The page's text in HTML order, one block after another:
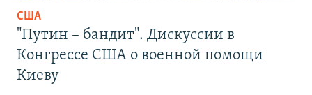
США
"Путин – бандит". Дискуссии в
Конгрессе США о военной помощи
Киеву